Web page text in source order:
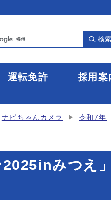
検索
運転免許 採用案
ナピちゃんカメラ 令和7年
みつえ